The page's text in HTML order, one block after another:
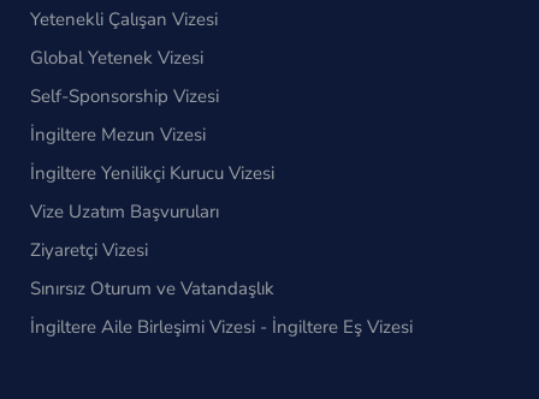
Yetenekli Çalışan Vizesi
Global Yetenek Vizesi
Self-Sponsorship Vizesi
İngiltere Mezun Vizesi
İngiltere Yenilikçi Kurucu Vizesi
Vize Uzatım Başvuruları
Ziyaretçi Vizesi
Sınırsız Oturum ve Vatandaşlık
İngiltere Aile Birleşimi Vizesi - İngiltere Eş Vizesi